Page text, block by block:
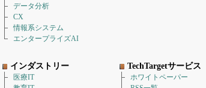
データ分析
CX
情報系システム
エンタープライズAI
インダストリー
医療IT
TechTargetサービス
ホワイトペーパー